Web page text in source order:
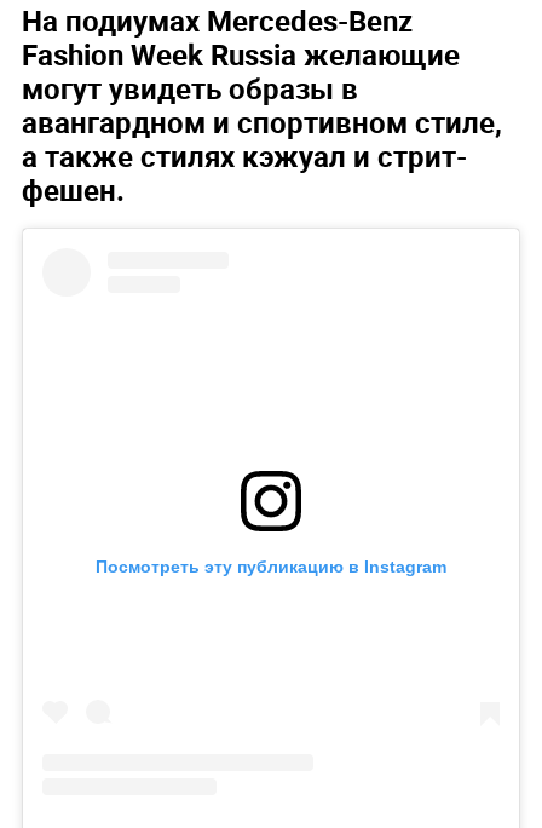
На подиумах Mercedes-Benz
Fashion Week Russia желающие
могут увидеть образы в
авангардном и спортивном стиле,
а также стилях кэжуал и стрит-
фешен.
Посмотреть эту публикацию в Instagram